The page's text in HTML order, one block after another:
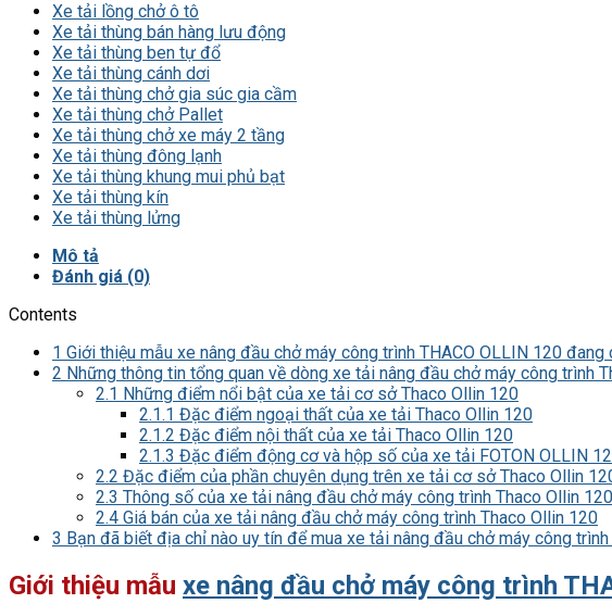
Xe tải lồng chở ô tô
Xe tải thùng bán hàng lưu động
Xe tải thùng ben tự đổ
Xe tải thùng cánh dơi
Xe tải thùng chở gia súc gia cầm
Xe tải thùng chở Pallet
Xe tải thùng chở xe máy 2 tầng
Xe tải thùng đông lạnh
Xe tải thùng khung mui phủ bạt
Xe tải thùng kín
Xe tải thùng lửng
Mô tả
Đánh giá (0)
Contents
1 Giới thiệu mẫu xe nâng đầu chở máy công trình THACO OLLIN 120
2 Những thông tin tổng quan về dòng xe tải nâng đầu chở máy công trình
2.1 Những điểm nổi bật của xe tải cơ sở Thaco Ollin 120
2.1.1 Đặc điểm ngoại thất của xe tải Thaco Ollin 120
2.1.2 Đặc điểm nội thất của xe tải Thaco Ollin 120
2.1.3 Đặc điểm động cơ và hộp số của xe tải FOTON OLLIN
2.2 Đặc điểm của phần chuyên dụng trên xe tải cơ sở Thaco Ollin
2.3 Thông số của xe tải nâng đầu chở máy công trình Thaco Ollin 120
2.4 Giá bán của xe tải nâng đầu chở máy công trình Thaco Ollin 120
3 Bạn đã biết địa chỉ nào uy tín để mua xe tải nâng đầu chở máy công
Giới thiệu mẫu xe nâng đầu chở máy công trình